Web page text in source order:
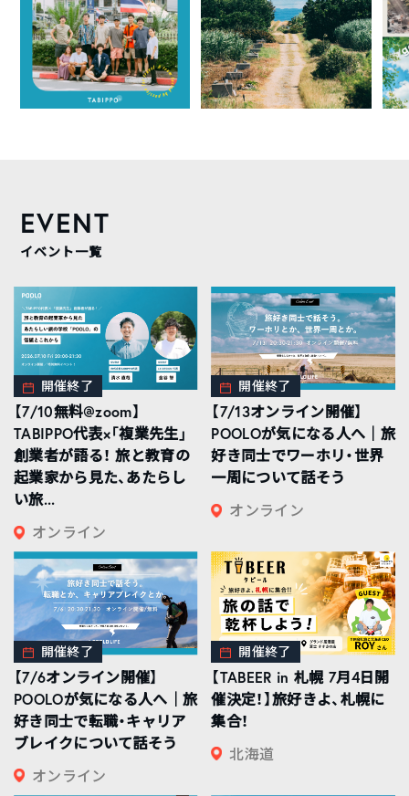
EVENT
イベント一覧
開催終了
【7/10無料@zoom】
TABIPPO代表×「複業先生」
創業者が語る！ 旅と教育の
起業家から見た、あたらし
い旅...
オンライン
開催終了
【7/13オンライン開催】
POOLOが気になる人へ｜旅
好き同士でワーホリ・世界
一周について話そう
オンライン
開催終了
【7/6オンライン開催】
POOLOが気になる人へ｜旅
好き同士で転職・キャリア
ブレイクについて話そう
オンライン
開催終了
【TABEER in 札幌 7月4日開
催決定！】旅好きよ、札幌に
集合！
北海道